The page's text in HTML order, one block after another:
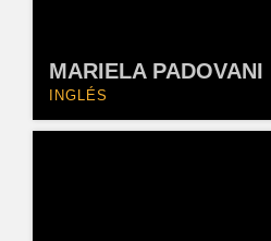
MARIELA PADOVANI
INGLÉS